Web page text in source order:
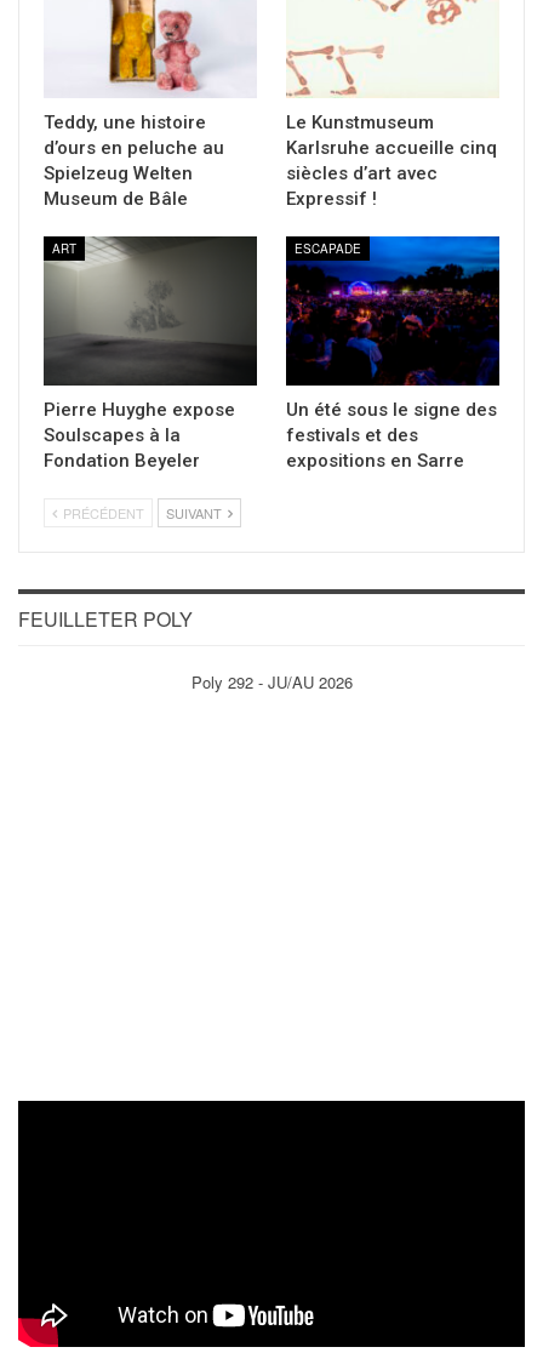
Teddy, une histoire
d’ours en peluche au
Spielzeug Welten
Museum de Bâle
Le Kunstmuseum
Karlsruhe accueille cinq
siècles d’art avec
Expressif !
ART
Pierre Huyghe expose
Soulscapes à la
Fondation Beyeler
ESCAPADE
Un été sous le signe des
festivals et des
expositions en Sarre
PRÉCÉDENT SUIVANT
FEUILLETER POLY
Poly 292 - JU/AU 2026